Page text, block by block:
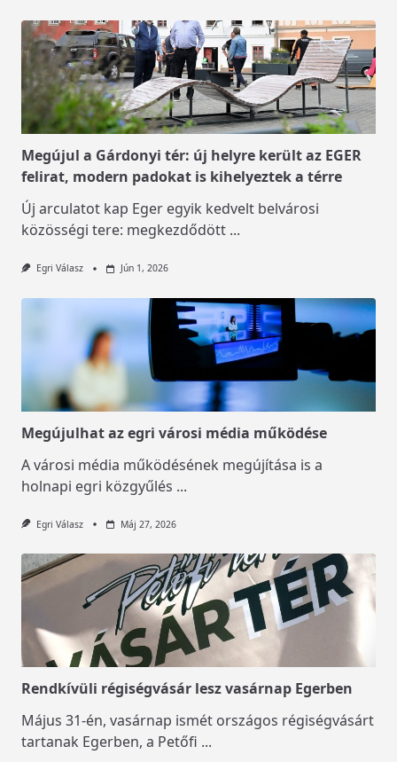
Megújul a Gárdonyi tér: új helyre került az EGER
felirat, modern padokat is kihelyeztek a térre
Új arculatot kap Eger egyik kedvelt belvárosi
közösségi tere: megkezdődött ...
Egri Válasz Jún 1, 2026
Megújulhat az egri városi média működése
A városi média működésének megújítása is a
holnapi egri közgyűlés ...
Egri Válasz Máj 27, 2026
Rendkívüli régiségvásár lesz vasárnap Egerben
Május 31-én, vasárnap ismét országos régiségvásárt
tartanak Egerben, a Petőfi ...